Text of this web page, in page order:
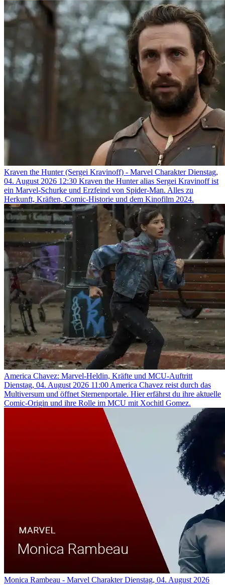
Kraven the Hunter (Sergei Kravinoff) - Marvel CharakterDienstag,
04. August 2026 12:30 Kraven the Hunter alias Sergei Kravinoff ist
ein Marvel-Schurke und Erzfeind von Spider-Man. Alles zu
Herkunft, Kräften, Comic-Historie und dem Kinofilm 2024.
America Chavez: Marvel-Heldin, Kräfte und MCU-Auftritt
Dienstag, 04. August 2026 11:00 America Chavez reist durch das
Multiversum und öffnet Sternenportale. Hier erfährst du ihre aktuelle
Comic-Origin und ihre Rolle im MCU mit Xochitl Gomez.
Monica Rambeau - Marvel CharakterDienstag, 04. August 2026